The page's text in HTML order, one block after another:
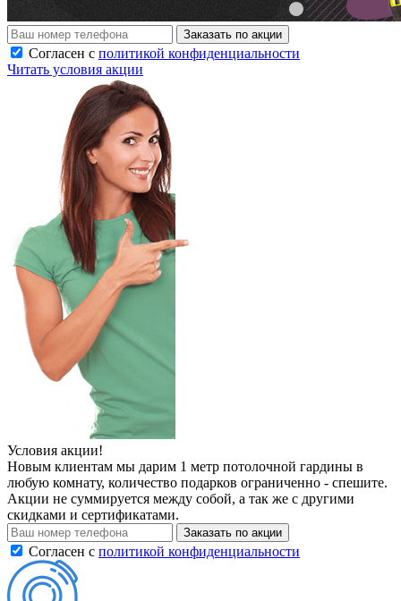
Заказать по акции
Согласен с политикой конфиденциальности
Читать условия акции
Условия акции!
Новым клиентам мы дарим 1 метр потолочной гардины в
любую комнату, количество подарков ограниченно - спешите.
Акции не суммируется между собой, а так же с другими
скидками и сертификатами.
Заказать по акции
Согласен с политикой конфиденциальности